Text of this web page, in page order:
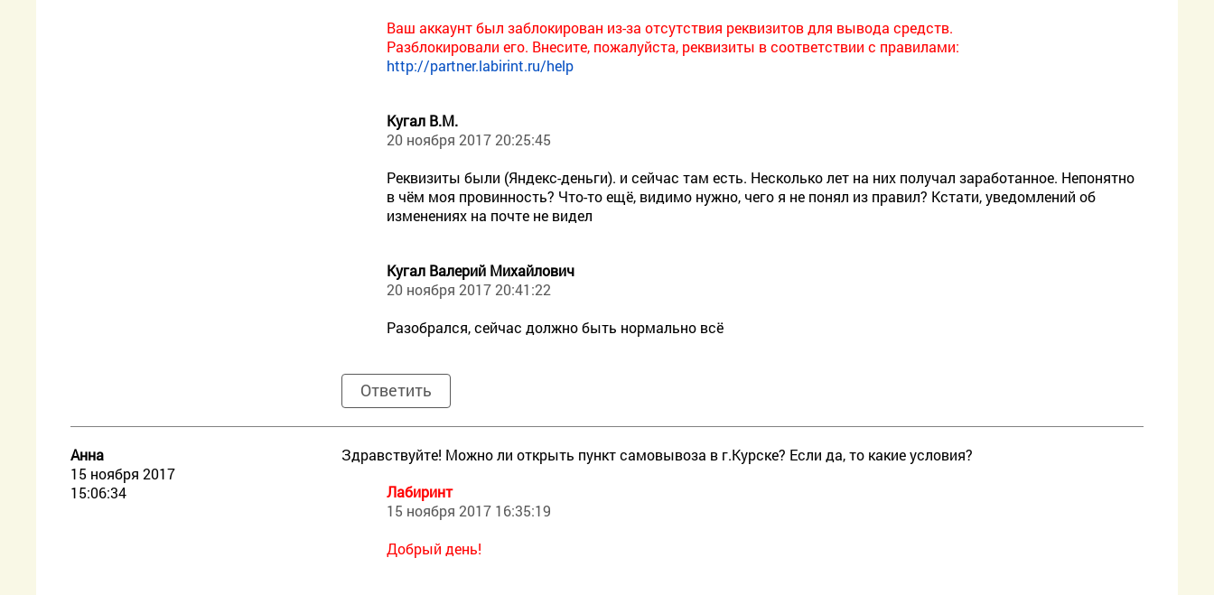
Ваш аккаунт был заблокирован из-за отсутствия реквизитов для вывода средств.
Разблокировали его. Внесите, пожалуйста, реквизиты в соответствии с правилами:
http://partner.labirint.ru/help
Кугал В.М.
20 ноября 2017 20:25:45
Реквизиты были (Яндекс-деньги). и сейчас там есть. Несколько лет на них получал заработанное. Непонятно
в чём моя провинность? Что-то ещё, видимо нужно, чего я не понял из правил? Кстати, уведомлений об
изменениях на почте не видел
Кугал Валерий Михайлович
20 ноября 2017 20:41:22
Разобрался, сейчас должно быть нормально всё
Ответить
Анна
15 ноября 2017
15:06:34
Здравствуйте! Можно ли открыть пункт самовывоза в г.Курске? Если да, то какие условия?
Лабиринт
15 ноября 2017 16:35:19
Добрый день!